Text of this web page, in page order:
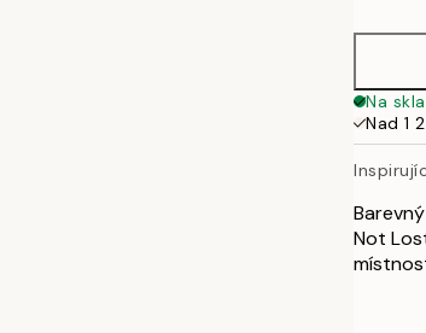
Na
Nad 1
Not